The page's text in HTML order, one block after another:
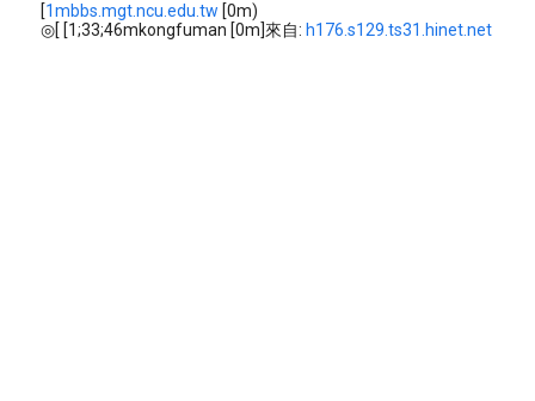
[1mbbs.mgt.ncu.edu.tw [0m)
◎[ [1;33;46mkongfuman [0m]來自: h176.s129.ts31.hinet.net